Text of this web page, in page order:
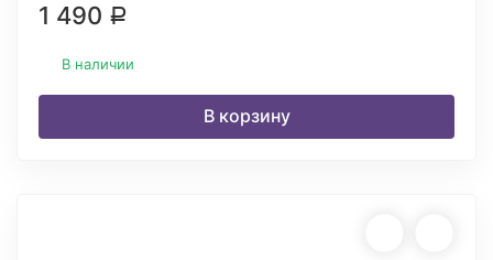
1 490 Р
В наличии
В корзину